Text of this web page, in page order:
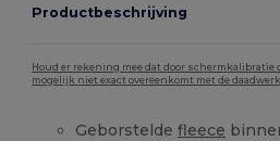
Productbeschrijving
Houd er rekening mee dat door
mogelijk niet exact overeenkomt met de
Geborsteldefleece